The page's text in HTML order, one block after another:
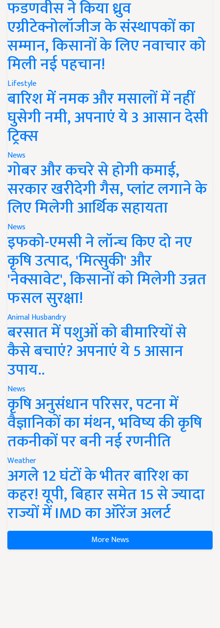
फडणवीस ने किया ध्रुव
एग्रीटेक्नोलॉजीज के संस्थापकों का
सम्मान, किसानों के लिए नवाचार को
मिली नई पहचान!
Lifestyle
बारिश में नमक और मसालों में नहीं
घुसेगी नमी, अपनाएं ये 3 आसान देसी
ट्रिक्स
News
गोबर और कचरे से होगी कमाई,
सरकार खरीदेगी गैस, प्लांट लगाने के
लिए मिलेगी आर्थिक सहायता
News
इफको-एमसी ने लॉन्च किए दो नए
कृषि उत्पाद, 'मित्सुकी' और
'नेक्सावेट', किसानों को मिलेगी उन्नत
फसल सुरक्षा!
Animal Husbandry
बरसात में पशुओं को बीमारियों से
कैसे बचाएं? अपनाएं ये 5 आसान
उपाय..
News
कृषि अनुसंधान परिसर, पटना में
वैज्ञानिकों का मंथन, भविष्य की कृषि
तकनीकों पर बनी नई रणनीति
Weather
अगले 12 घंटों के भीतर बारिश का
कहर! यूपी, बिहार समेत 15 से ज्यादा
राज्यों में IMD का ऑरेंज अलर्ट
More News